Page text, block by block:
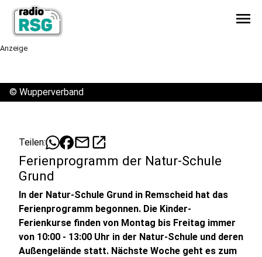
menu
Anzeige
© Wupperverband
Teilen: mailopen_in_new
Ferienprogramm der Natur-Schule
Grund
In der Natur-Schule Grund in Remscheid hat das
Ferienprogramm begonnen. Die Kinder-
Ferienkurse finden von Montag bis Freitag immer
von 10:00 - 13:00 Uhr in der Natur-Schule und deren
Außengelände statt. Nächste Woche geht es zum